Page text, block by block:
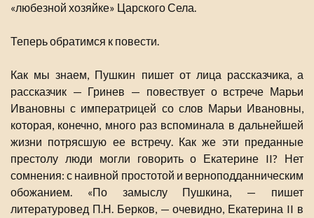
«любезной хозяйке» Царского Села.
Теперь обратимся к повести.
Как мы знаем, Пушкин пишет от лица рассказчика, а
рассказчик — Гринев — повествует о встрече Марьи
Ивановны с императрицей со слов Марьи Ивановны,
которая, конечно, много раз вспоминала в дальнейшей
жизни потрясшую ее встречу. Как же эти преданные
престолу люди могли говорить о Екатерине II? Нет
сомнения: с наивной простотой и верноподданническим
обожанием. «По замыслу Пушкина, — пишет
литературовед П.Н. Берков, — очевидно, Екатерина II в